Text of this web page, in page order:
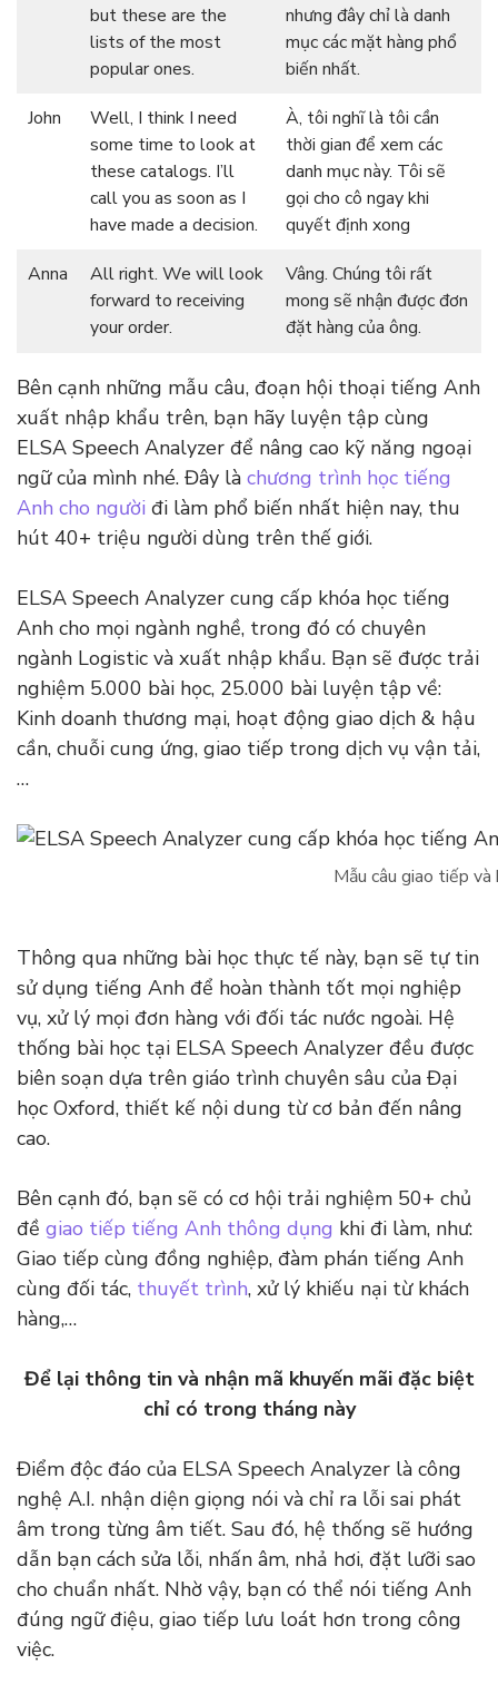
but these are the
lists of the most
popular ones.
nhưng đây chỉ là danh
mục các mặt hàng phổ
biến nhất.
John
Well, I think I need
some time to look at
these catalogs. I’ll
call you as soon as I
have made a decision.
À, tôi nghĩ là tôi cần
thời gian để xem các
danh mục này. Tôi sẽ
gọi cho cô ngay khi
quyết định xong
Anna
All right. We will look
forward to receiving
your order.
Vâng. Chúng tôi rất
mong sẽ nhận được đơn
đặt hàng của ông.
Bên cạnh những mẫu câu, đoạn hội thoại tiếng Anh
xuất nhập khẩu trên, bạn hãy luyện tập cùng
ELSA Speech Analyzer để nâng cao kỹ năng ngoại
ngữ của mình nhé. Đây là chương trình học tiếng
Anh cho người đi làm phổ biến nhất hiện nay, thu
hút 40+ triệu người dùng trên thế giới.
ELSA Speech Analyzer cung cấp khóa học tiếng
Anh cho mọi ngành nghề, trong đó có chuyên
ngành Logistic và xuất nhập khẩu. Bạn sẽ được trải
nghiệm 5.000 bài học, 25.000 bài luyện tập về:
Kinh doanh thương mại, hoạt động giao dịch & hậu
cần, chuỗi cung ứng, giao tiếp trong dịch vụ vận tải,
…
Mẫu câu giao tiếp
Thông qua những bài học thực tế này, bạn sẽ tự tin
sử dụng tiếng Anh để hoàn thành tốt mọi nghiệp
vụ, xử lý mọi đơn hàng với đối tác nước ngoài. Hệ
thống bài học tại ELSA Speech Analyzer đều được
biên soạn dựa trên giáo trình chuyên sâu của Đại
học Oxford, thiết kế nội dung từ cơ bản đến nâng
cao.
Bên cạnh đó, bạn sẽ có cơ hội trải nghiệm 50+ chủ
đề giao tiếp tiếng Anh thông dụng khi đi làm, như:
Giao tiếp cùng đồng nghiệp, đàm phán tiếng Anh
cùng đối tác, thuyết trình, xử lý khiếu nại từ khách
hàng,…
Để lại thông tin và nhận mã khuyến mãi đặc biệt
chỉ có trong tháng này
Điểm độc đáo của ELSA Speech Analyzer là công
nghệ A.I. nhận diện giọng nói và chỉ ra lỗi sai phát
âm trong từng âm tiết. Sau đó, hệ thống sẽ hướng
dẫn bạn cách sửa lỗi, nhấn âm, nhả hơi, đặt lưỡi sao
cho chuẩn nhất. Nhờ vậy, bạn có thể nói tiếng Anh
đúng ngữ điệu, giao tiếp lưu loát hơn trong công
việc.